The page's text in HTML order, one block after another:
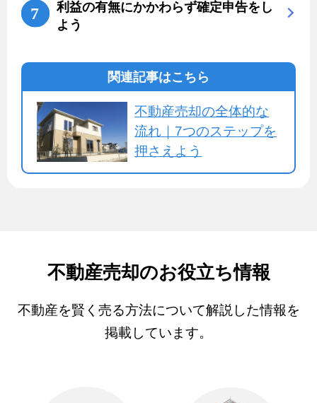
利益の有無にかかわらず確定申告をし
よう
関連記事はこちら
不動産売却の全体的な
流れ｜7つのステップを
押さえよう
不動産売却のお役立ち情報
不動産を賢く売る方法について解説した情報を
掲載しています。